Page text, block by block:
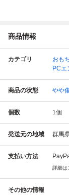
商品情報
カテゴリ おも
PCエ
商品の状態 やや
個数 1個
発送元の地域 群馬
支払い方法
詳細は
その他の情報